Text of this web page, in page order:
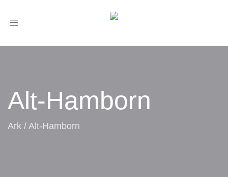
Toggle
Alt-Hamborn
Ark / Alt-Hamborn